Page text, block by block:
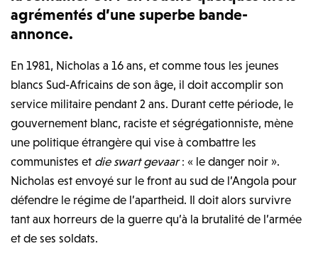
agrémentés d’une superbe bande-
annonce.
En 1981, Nicholas a 16 ans, et comme tous les jeunes
blancs Sud-Africains de son âge, il doit accomplir son
service militaire pendant 2 ans. Durant cette période, le
gouvernement blanc, raciste et ségrégationniste, mène
une politique étrangère qui vise à combattre les
communistes et die swart gevaar: « le danger noir ».
Nicholas est envoyé sur le front au sud de l’Angola pour
défendre le régime de l’apartheid. Il doit alors survivre
tant aux horreurs de la guerre qu’à la brutalité de l’armée
et de ses soldats.